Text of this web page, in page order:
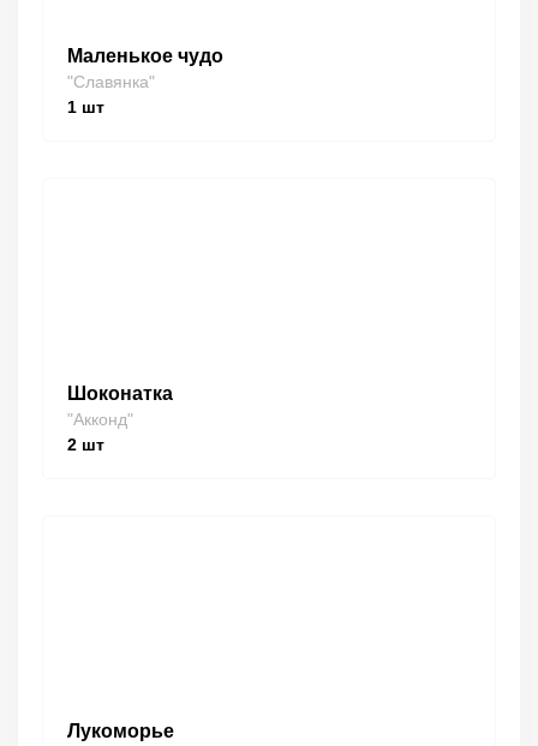
Маленькое чудо
"Славянка"
1 шт
Шоконатка
"Акконд"
2 шт
Лукоморье